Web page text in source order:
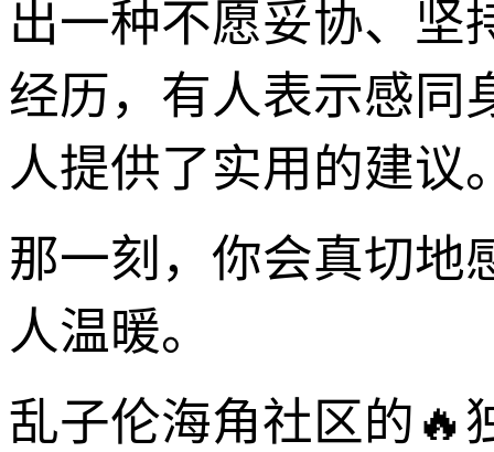
出一种不愿妥协、坚
经历，有人表示感同
人提供了实用的建议
那一刻，你会真切地
人温暖。
乱子伦海角社区的🔥